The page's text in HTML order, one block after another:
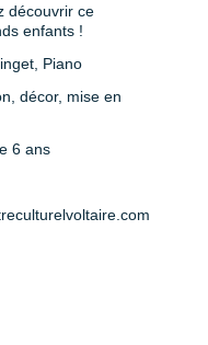
découvrir ce
enfants !
Piano
décor, mise en
6 ans